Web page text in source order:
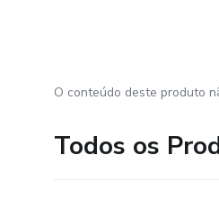
O conteúdo deste produto
Todos os